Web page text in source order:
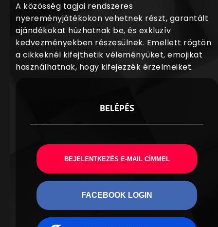
A közösség tagjai rendszeres
nyereményjátékokon vehetnek részt, garantált
ajándékokat húzhatnak be, és exkluzív
kedvezményekben részesülnek. Emellett rögtön
a cikkeknél kifejthetik véleményüket, emojikat
használhatnak, hogy kifejezzék érzelmeiket.
BELÉPÉS
BEJELENTKEZÉS E-MAIL CÍMMEL
FACEBOOK LOGIN